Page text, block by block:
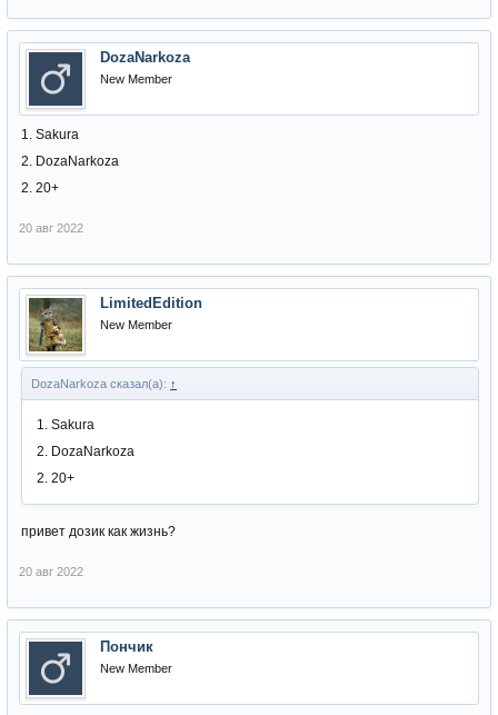
DozaNarkoza
New Member
1. Sakura
2. DozaNarkoza
2. 20+
20 авг 2022
LimitedEdition
New Member
DozaNarkoza сказал(а): ↑
1. Sakura
2. DozaNarkoza
2. 20+
привет дозик как жизнь?
20 авг 2022
Пончик
New Member